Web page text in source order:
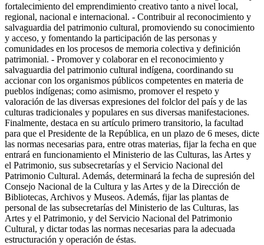
fortalecimiento del emprendimiento creativo tanto a nivel local,
regional, nacional e internacional. - Contribuir al reconocimiento y
salvaguardia del patrimonio cultural, promoviendo su conocimiento
y acceso, y fomentando la participación de las personas y
comunidades en los procesos de memoria colectiva y definición
patrimonial. - Promover y colaborar en el reconocimiento y
salvaguardia del patrimonio cultural indígena, coordinando su
accionar con los organismos públicos competentes en materia de
pueblos indígenas; como asimismo, promover el respeto y
valoración de las diversas expresiones del folclor del país y de las
culturas tradicionales y populares en sus diversas manifestaciones.
Finalmente, destaca en su artículo primero transitorio, la facultad
para que el Presidente de la República, en un plazo de 6 meses, dicte
las normas necesarias para, entre otras materias, fijar la fecha en que
entrará en funcionamiento el Ministerio de las Culturas, las Artes y
el Patrimonio, sus subsecretarías y el Servicio Nacional del
Patrimonio Cultural. Además, determinará la fecha de supresión del
Consejo Nacional de la Cultura y las Artes y de la Dirección de
Bibliotecas, Archivos y Museos. Además, fijar las plantas de
personal de las subsecretarías del Ministerio de las Culturas, las
Artes y el Patrimonio, y del Servicio Nacional del Patrimonio
Cultural, y dictar todas las normas necesarias para la adecuada
estructuración y operación de éstas.